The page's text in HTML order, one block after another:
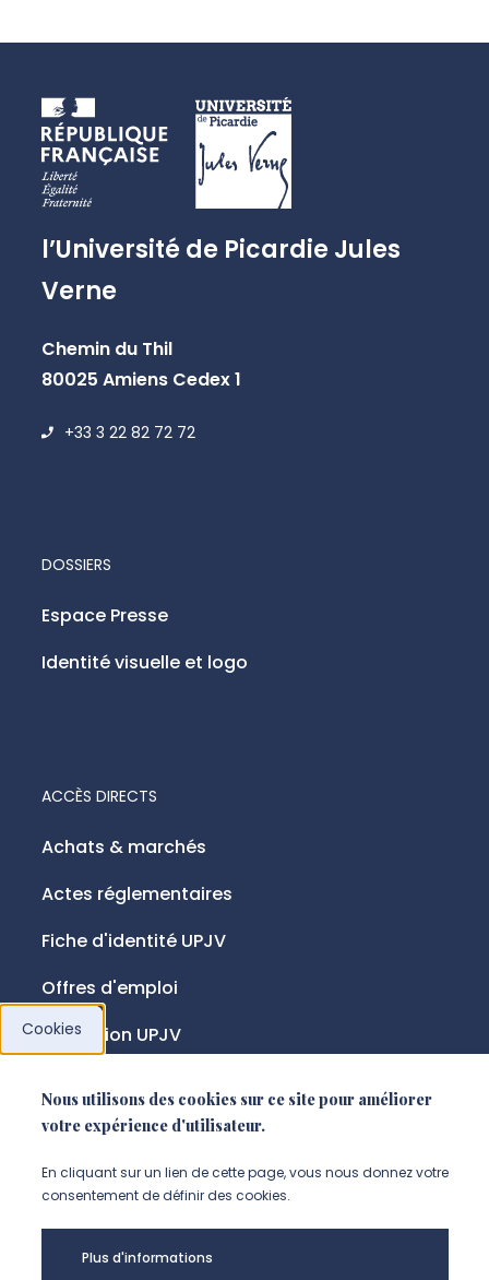
l’Université de Picardie Jules
Verne
Chemin du Thil
80025 Amiens Cedex 1
+33 3 22 82 72 72
ACCÈS DIRECTS
Achats & marchés
Actes réglementaires
Fiche d'identité UPJV
Offres d'emploi
Fondation UPJV
DOSSIERS
Espace Presse
Identité visuelle et logo
NOUS SUIVRE
Suivez-nous sur instagram
Suivez-nous sur linkedin
Suivez-nous sur
Mentions légales
Cookies
Nous utilisons des cookies sur ce site pour améliorer
votre expérience d'utilisateur.
En cliquant sur un lien de cette page, vous nous donnez votre
consentement de définir des cookies.
Plus d'informations